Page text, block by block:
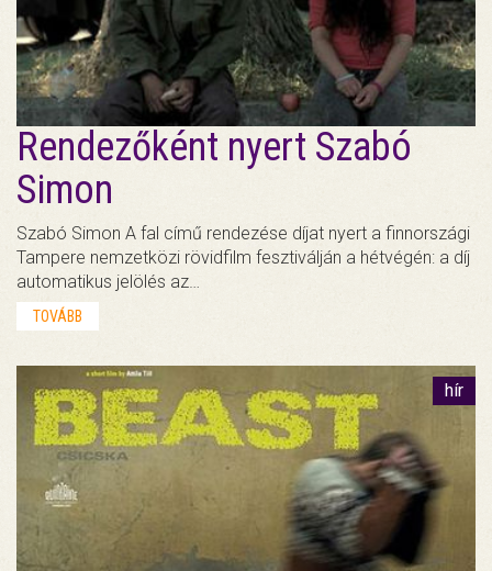
Rendezőként nyert Szabó
Simon
Szabó Simon A fal című rendezése díjat nyert a finnországi
Tampere nemzetközi rövidfilm fesztiválján a hétvégén: a díj
automatikus jelölés az…
TOVÁBB
hír